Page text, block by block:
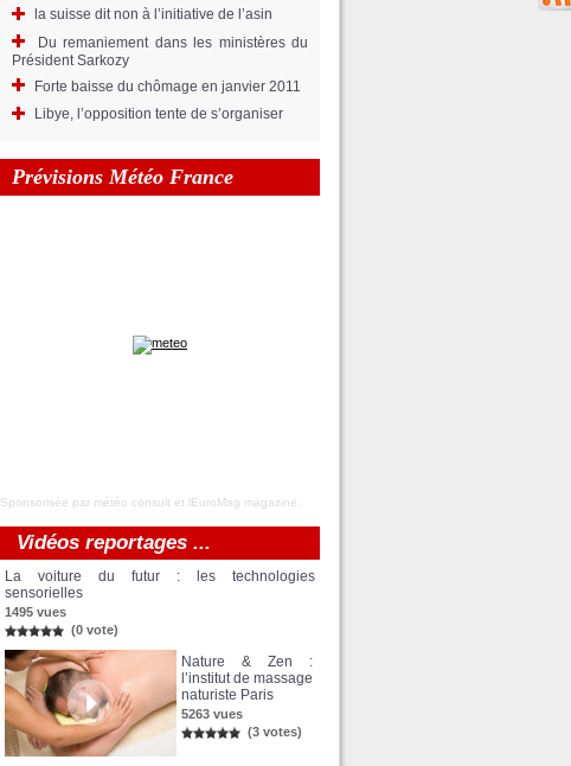
la suisse dit non à l’initiative de l’asin
Du remaniement dans les ministères du
Président Sarkozy
Forte baisse du chômage en janvier 2011
Libye, l’opposition tente de s’organiser
Prévisions Météo France
Sponsorisée par météo consult et lEuroMag magazine
Vidéos reportages ...
La voiture du futur : les technologies
sensorielles
1495 vues
(0 vote)
Nature & Zen :
l’institut de massage
naturiste Paris
5263 vues
(3 votes)